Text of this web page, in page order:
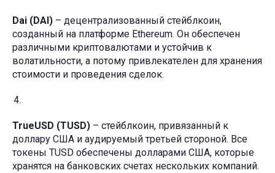
Dai (DAI) – децентрализованный стейблкоин,
созданный на платформе Ethereum. Он обеспечен
различными криптовалютами и устойчив к
волатильности, а потому привлекателен для хранения
стоимости и проведения сделок.
TrueUSD (TUSD) – стейблкоин, привязанный к
доллару США и аудируемый третьей стороной. Все
токены TUSD обеспечены долларами США, которые
хранятся на банковских счетах нескольких компаний.